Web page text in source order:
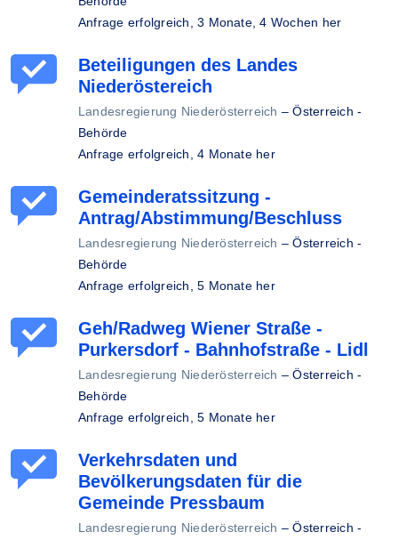
Anfrage erfolgreich,3 Monate, 4 Wochen her
Beteiligungen des Landes
Niederöstereich
Landesregierung Niederösterreich –Österreich -
Behörde
Anfrage erfolgreich,4 Monate her
Gemeinderatssitzung -
Antrag/Abstimmung/Beschluss
Landesregierung Niederösterreich –Österreich -
Behörde
Anfrage erfolgreich,5 Monate her
Geh/Radweg Wiener Straße -
Purkersdorf - Bahnhofstraße - Lidl
Landesregierung Niederösterreich –Österreich -
Behörde
Anfrage erfolgreich,5 Monate her
Verkehrsdaten und
Bevölkerungsdaten für die
Gemeinde Pressbaum
Landesregierung Niederösterreich –Österreich -